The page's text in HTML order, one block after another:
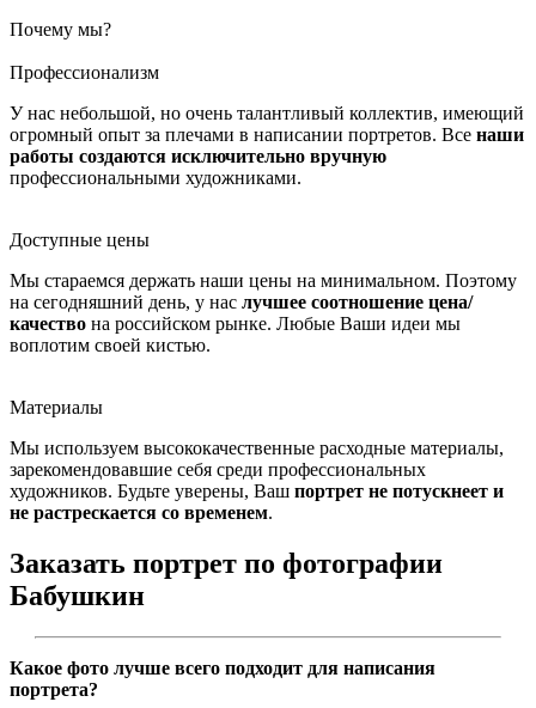
Почему мы?
Профессионализм
У нас небольшой, но очень талантливый коллектив, имеющий
огромный опыт за плечами в написании портретов. Все наши
работы создаются исключительно вручную
профессиональными художниками.
Доступные цены
Мы стараемся держать наши цены на минимальном. Поэтому
на сегодняшний день, у нас лучшее соотношение цена/
качество на российском рынке. Любые Ваши идеи мы
воплотим своей кистью.
Материалы
Мы используем высококачественные расходные материалы,
зарекомендовавшие себя среди профессиональных
художников. Будьте уверены, Ваш портрет не потускнеет и
не растрескается со временем.
Заказать портрет по фотографии
Бабушкин
Какое фото лучше всего подходит для написания
портрета?